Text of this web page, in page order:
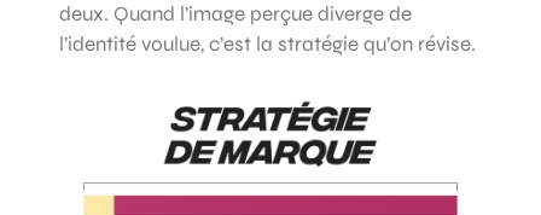
deux. Quand l’image perçue diverge de
l’identité voulue, c’est la stratégie qu’on révise.